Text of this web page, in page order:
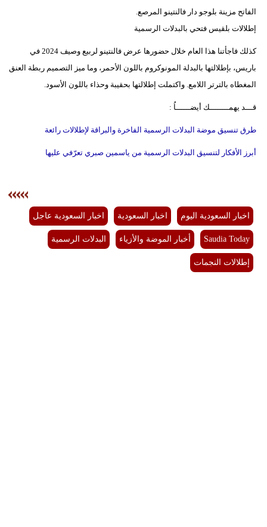
الفاتح مزينة بلوجو دار فالنتينو المرصع.
إطلالات بلقيس فتحي بالبدلات الرسمية
كذلك فاجأتنا هذا العام خلال حضورها عرض فالنتينو لربيع وصيف 2024 في
باريس، بإطلالتها بالبدلة المونوكروم باللون الأحمر، وما ميز التصميم ربطة العنق
المغطاه بالترتر اللامع. واكتملت إطلالتها بحقيبة وحذاء باللون الأسود.
قـــد يهمــــــــك أيضــــــاُ :
طرق تنسيق موضة البدلات الرسمية الفاخرة والبراقة لإطلالات رائعة
أبرز الأفكار لتنسيق البدلات الرسمية من ياسمين صبري تعرّفي عليها
اخبار السعودية اليوم اخبار السعودية اخبار السعودية عاجل
Saudia Today أخبار الموضة والأزياء البدلات الرسمية
إطلالات النجمات